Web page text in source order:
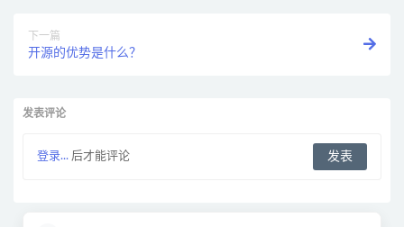
下一篇
开源的优势是什么？
发表评论
登录... 后才能评论